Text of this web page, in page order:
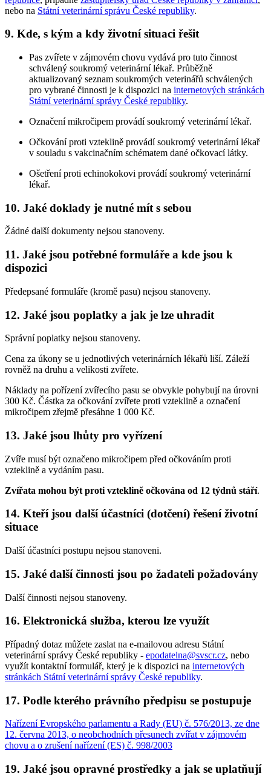
nebo na Státní veterinární správu České republiky.
9. Kde, s kým a kdy životní situaci řešit
Pas zvířete v zájmovém chovu vydává pro tuto činnost
schválený soukromý veterinární lékař. Průběžně
aktualizovaný seznam soukromých veterinářů schválených
pro vybrané činnosti je k dispozici na internetových stránkách
Státní veterinární správy České republiky.
Označení mikročipem provádí soukromý veterinární lékař.
Očkování proti vzteklině provádí soukromý veterinární lékař
v souladu s vakcinačním schématem dané očkovací látky.
Ošetření proti echinokokovi provádí soukromý veterinární
lékař.
10. Jaké doklady je nutné mít s sebou
Žádné další dokumenty nejsou stanoveny.
11. Jaké jsou potřebné formuláře a kde jsou k
dispozici
Předepsané formuláře (kromě pasu) nejsou stanoveny.
12. Jaké jsou poplatky a jak je lze uhradit
Správní poplatky nejsou stanoveny.
Cena za úkony se u jednotlivých veterinárních lékařů liší. Záleží
rovněž na druhu a velikosti zvířete.
Náklady na pořízení zvířecího pasu se obvykle pohybují na úrovni
300 Kč. Částka za očkování zvířete proti vzteklině a označení
mikročipem zřejmě přesáhne 1 000 Kč.
13. Jaké jsou lhůty pro vyřízení
Zvíře musí být označeno mikročipem před očkováním proti
vzteklině a vydáním pasu.
Zvířata mohou být proti vzteklině očkována od 12 týdnů stáří.
14. Kteří jsou další účastníci (dotčení) řešení životní
situace
Další účastníci postupu nejsou stanoveni.
15. Jaké další činnosti jsou po žadateli požadovány
Další činnosti nejsou stanoveny.
16. Elektronická služba, kterou lze využít
Případný dotaz můžete zaslat na e-mailovou adresu Státní
veterinární správy České republiky - epodatelna@svscr.cz, nebo
využít kontaktní formulář, který je k dispozici na internetových
stránkách Státní veterinární správy České republiky.
17. Podle kterého právního předpisu se postupuje
Nařízení Evropského parlamentu a Rady (EU) č. 576/2013, ze dne
12. června 2013, o neobchodních přesunech zvířat v zájmovém
chovu a o zrušení nařízení (ES) č. 998/2003
19. Jaké jsou opravné prostředky a jak se uplatňují